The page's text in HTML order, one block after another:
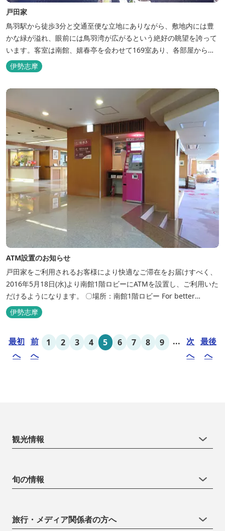
戸田家
鳥羽駅から徒歩3分と交通至便な立地にありながら、敷地内には豊
かな緑が溢れ、眼前には鳥羽湾が広がるという絶好の眺望を誇って
います。客室は南館、嬉春亭を会わせて169室あり、各部屋からの
景観の美しさも格別。伊勢湾で揚がった海の幸を使った会席料理も
自慢です。 旅の疲れを癒すには、男女あわせて13湯と足湯2湯の
湯巡りは最高です。野趣溢れる野天風呂、ゆったりとつくろげる大
伊勢志摩
ATM設置のお知らせ
戸田家をご利用されるお客様により快適なご滞在をお届けすべく、
2016年5月18日(水)より南館1階ロビーにATMを設置し、ご利用いた
だけるようになります。 〇場所：南館1階ロビー For better
convenience, ATM Machine which includes cash dispenser will
be available at Todaya Hotel’s 1...
伊勢志摩
最初
へ
前
へ
1 2 3 4 5 6 7 8 9 ...
次
へ
最後
へ
観光情報
旬の情報
旅行・メディア関係者の方へ